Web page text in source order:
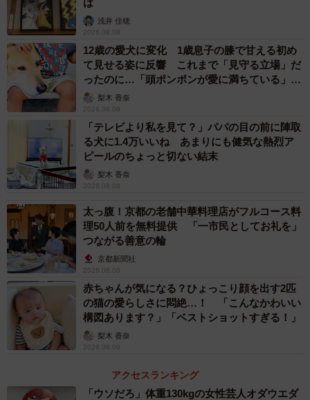
――捕まえるのは難しかったですか？
個体数は少なくないので、穴から出ている個体を狙うと意
外と簡単に捕まえられます。
――シャコは強烈なパンチで貝の殻なども割ってしまうこ
ともあるそうですが。
シャコパンチは特にモンハナシャコ等が水槽のガラスを割
るということで有名ですね。シャコパンチは何度もくらっ
察に使った透明ケースも無事でした。
――そうだったのですね。
ただし、（シャコパンチは）個人の責任でくらってくださ
い。爪など硬い部分に当たると危ないかもしれません。シ
ャコパンチもそうですが、シャコは尾の方が鋭いので素手
で触ると危険です。沖縄の磯の生物は有毒生物も少なくな
いため、観察の際には手袋が必須です。沖縄の磯を歩いて
いると、そこら辺からシャコ類のパンチ音や、テッポウエ
は
浅井 佳穂
2026.08.08
12歳の愛犬に変化 1歳息子の膝で甘える初め
て見せる姿に反響 これまで「見守る立場」だ
ったのに…「頭ポンポンが愛に満ちている」
「尊…」
梨木 香奈
2026.08.08
「テレビより私を見て？」パパの目の前に陣取
る犬に1.4万いいね あまりにも健気な熱烈ア
ピールのちょっと切ない結末
梨木 香奈
2026.08.08
太っ腹！京都の老舗中華料理店がフルコース料
理50人前を無料提供 「一市民としてお礼を」
つながる善意の輪
京都新聞社
2026.08.08
赤ちゃんが気になる？ひょっこり顔を出す2匹
の猫の愛らしさに悶絶…！ 「こんなかわいい
構図あります？」「ベストショットすぎる！」
梨木 香奈
2026.08.08
アクセスランキング
「ウソだろ」体重130kgの女性芸人オダウエダ